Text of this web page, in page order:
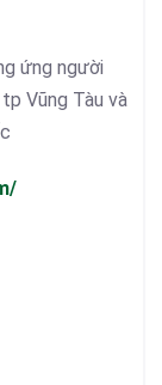
ứng người
Vũng Tàu và